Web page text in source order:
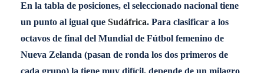
En la tabla de posiciones, el seleccionado nacional tiene
un punto al igual que Sudáfrica. Para clasificar a los
octavos de final del Mundial de Fútbol femenino de
Nueva Zelanda (pasan de ronda los dos primeros de
cada grupo) la tiene muy difícil, depende de un milagro